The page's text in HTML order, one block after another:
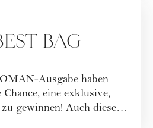
BAG
Ausgabe haben
eine exklusive,
gewinnen! Auch dieses